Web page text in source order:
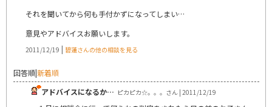
それを聞いてから何も手付かずになってしまい…
意見やアドバイスお願いします。
2011/12/19 | 碧蓮さんの他の相談を見る
回答順|新着順
アドバイスになるか… ピカピカ☆。。。さん | 2011/12/19